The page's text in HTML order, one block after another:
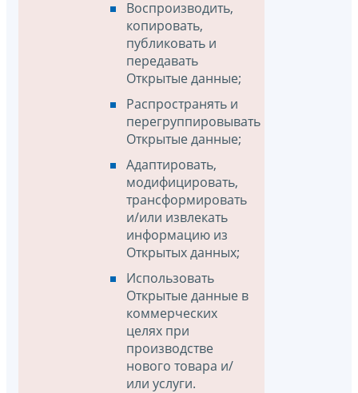
Воспроизводить,
копировать,
публиковать и
передавать
Открытые данные;
Распространять и
перегруппировывать
Открытые данные;
Адаптировать,
модифицировать,
трансформировать
и/или извлекать
информацию из
Открытых данных;
Использовать
Открытые данные в
коммерческих
целях при
производстве
нового товара и/
или услуги.